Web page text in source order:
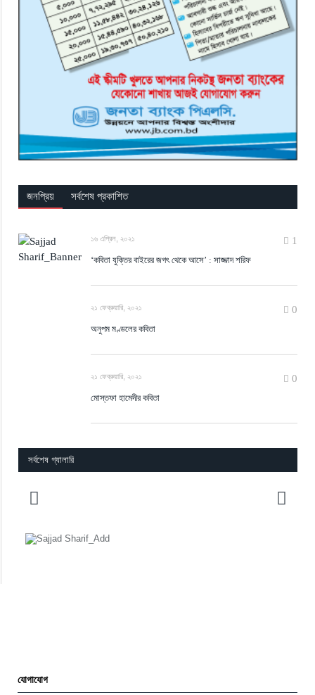
জনপ্রিয় সর্বশেষ প্রকাশিত
১৬ এপ্রিল, ২০২১ 1
‘কবিতা যুক্তির বাইরের জগৎ থেকে আসে’ : সাজ্জাদ শরিফ
২১ ফেব্রুয়ারি, ২০২১ 0
অনুপম মণ্ডলের কবিতা
২১ ফেব্রুয়ারি, ২০২১ 0
মোস্তফা হামেদীর কবিতা
সর্বশেষ গ্যালারি
যোগাযোগ